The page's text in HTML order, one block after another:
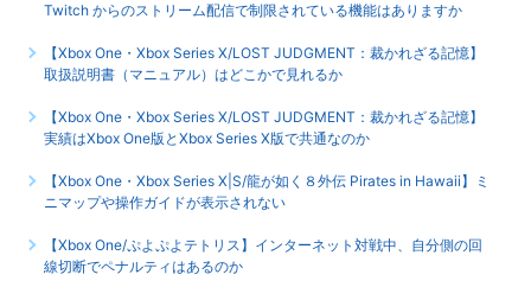
Twitch からのストリーム配信で制限されている機能はありますか
【Xbox One・Xbox Series X/LOST JUDGMENT：裁かれざる記憶】
取扱説明書（マニュアル）はどこかで見れるか
【Xbox One・Xbox Series X/LOST JUDGMENT：裁かれざる記憶】
実績はXbox One版とXbox Series X版で共通なのか
【Xbox One・Xbox Series X|S/龍が如く８外伝 Pirates in Hawaii】ミ
ニマップや操作ガイドが表示されない
【Xbox One/ぷよぷよテトリス】インターネット対戦中、自分側の回
線切断でペナルティはあるのか